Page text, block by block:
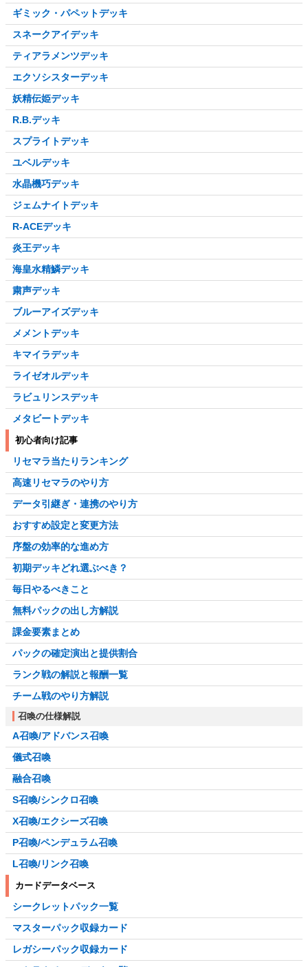
ギミック・パペットデッキ
スネークアイデッキ
ティアラメンツデッキ
エクソシスターデッキ
妖精伝姫デッキ
R.B.デッキ
スプライトデッキ
ユベルデッキ
水晶機巧デッキ
ジェムナイトデッキ
R-ACEデッキ
炎王デッキ
海皇水精鱗デッキ
粛声デッキ
ブルーアイズデッキ
メメントデッキ
キマイラデッキ
ライゼオルデッキ
ラビュリンスデッキ
メタビートデッキ
初心者向け記事
リセマラ当たりランキング
高速リセマラのやり方
データ引継ぎ・連携のやり方
おすすめ設定と変更方法
序盤の効率的な進め方
初期デッキどれ選ぶべき？
毎日やるべきこと
無料パックの出し方解説
課金要素まとめ
パックの確定演出と提供割合
ランク戦の解説と報酬一覧
チーム戦のやり方解説
召喚の仕様解説
A召喚/アドバンス召喚
儀式召喚
融合召喚
S召喚/シンクロ召喚
X召喚/エクシーズ召喚
P召喚/ペンデュラム召喚
L召喚/リンク召喚
カードデータベース
シークレットパック一覧
マスターパック収録カード
レガシーパック収録カード